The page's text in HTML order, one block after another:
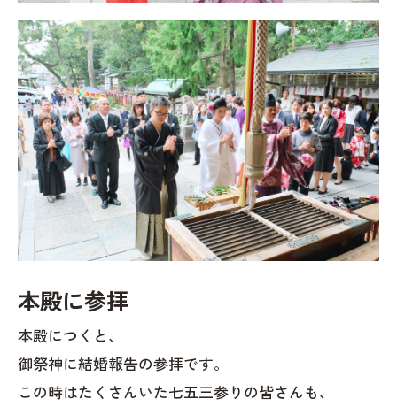
本殿に参拝
本殿につくと、
御祭神に結婚報告の参拝です。
この時はたくさんいた七五三参りの皆さんも、